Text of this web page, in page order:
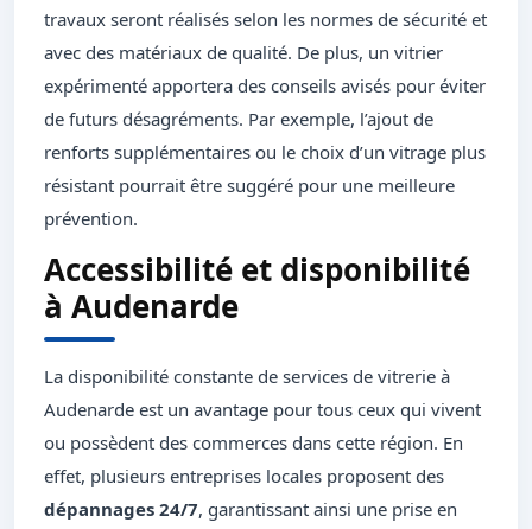
travaux seront réalisés selon les normes de sécurité et
avec des matériaux de qualité. De plus, un vitrier
expérimenté apportera des conseils avisés pour éviter
de futurs désagréments. Par exemple, l’ajout de
renforts supplémentaires ou le choix d’un vitrage plus
résistant pourrait être suggéré pour une meilleure
prévention.
Accessibilité et disponibilité
à Audenarde
La disponibilité constante de services de vitrerie à
Audenarde est un avantage pour tous ceux qui vivent
ou possèdent des commerces dans cette région. En
effet, plusieurs entreprises locales proposent des
dépannages 24/7, garantissant ainsi une prise en